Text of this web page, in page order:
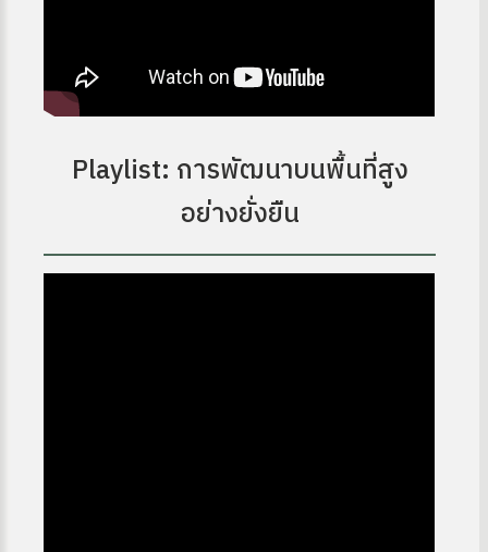
Playlist: การพัฒนาบนพื้นที่สูง
อย่างยั่งยืน